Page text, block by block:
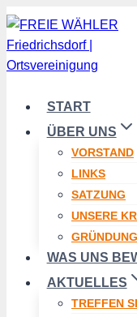
Zum
START
ÜBER UNS
VORSTAND
LINKS
SATZUNG
UNSERE
WAS UNS
AKTUELLES
TREFFEN